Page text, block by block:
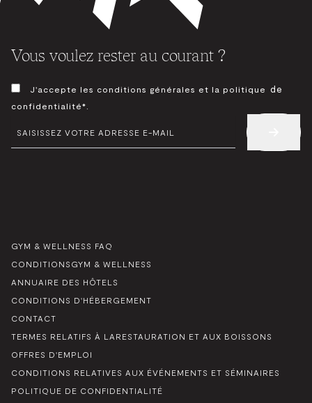
Vous voulez rester au courant ?
CONSENTEMENT
J'accepte les conditions générales et la politique de
confidentialité*.
E-
MAIL
GYM & WELLNESS FAQ
CONDITIONSGYM & WELLNESS
ANNUAIRE DES HÔTELS
CONDITIONS D'HÉBERGEMENT
CONTACT
TERMES RELATIFS À LARESTAURATION ET AUX BOISSONS
OFFRES D'EMPLOI
CONDITIONS RELATIVES AUX ÉVÉNEMENTS ET SÉMINAIRES
POLITIQUE DE CONFIDENTIALITÉ